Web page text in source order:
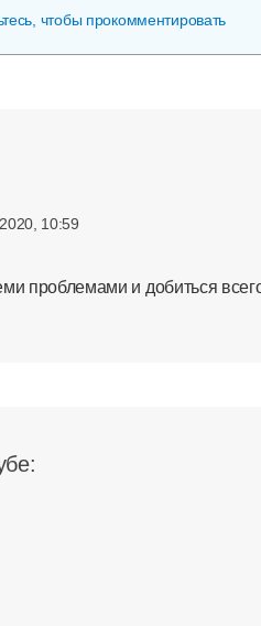
чтобы прокомментировать
10:59
проблемами и добиться